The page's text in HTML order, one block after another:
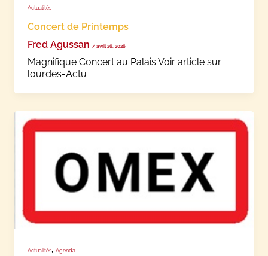
Actualités
Concert de Printemps
Fred Agussan / avril 26, 2026
Magnifique Concert au Palais Voir article sur
lourdes-Actu
Actualités, Agenda